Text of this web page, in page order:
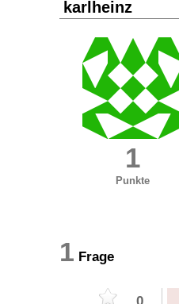
karlheinz
1
Punkte
1 Frage